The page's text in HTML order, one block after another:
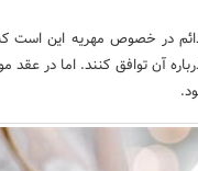
در خصوص مهریه این است که
آن توافق کنند. اما در عقد